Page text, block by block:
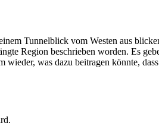
Tunnelblick vom Westen aus
Region beschrieben worden. Es
was dazu beitragen könnte,